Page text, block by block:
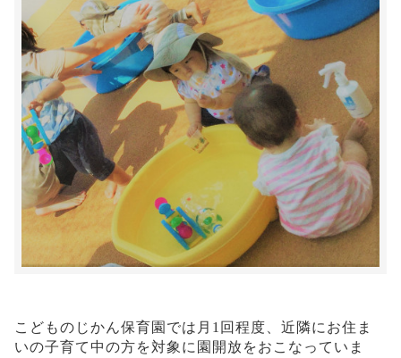
こどものじかん保育園では月1回程度、近隣にお住ま
いの子育て中の方を対象に園開放をおこなっていま